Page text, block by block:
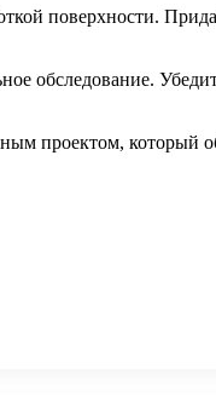
поверхности.
обследование.
проектом, который